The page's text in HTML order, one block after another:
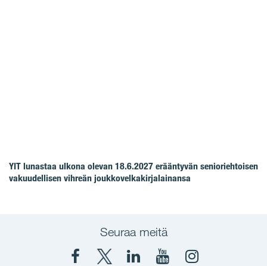
YIT lunastaa ulkona olevan 18.6.2027 erääntyvän senioriehtoisen
vakuudellisen vihreän joukkovelkakirjalainansa
Seuraa meitä